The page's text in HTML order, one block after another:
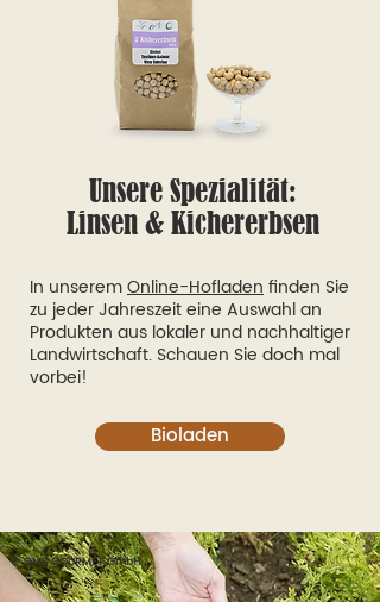
Unsere Spezialität:
Linsen & Kichererbsen
In unseremOnline-Hofladen finden Sie
zu jeder Jahreszeit eine Auswahl an
Produkten aus lokaler und nachhaltiger
Landwirtschaft. Schauen Sie doch mal
vorbei!
Bioladen
© GMS GOURMET GmbH